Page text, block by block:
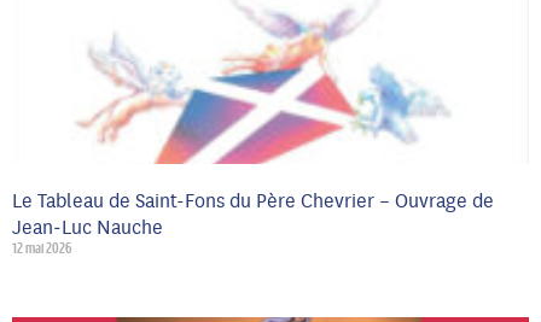
Le Tableau de Saint-Fons du Père Chevrier – Ouvrage de
Jean‑Luc Nauche
12 mai 2026